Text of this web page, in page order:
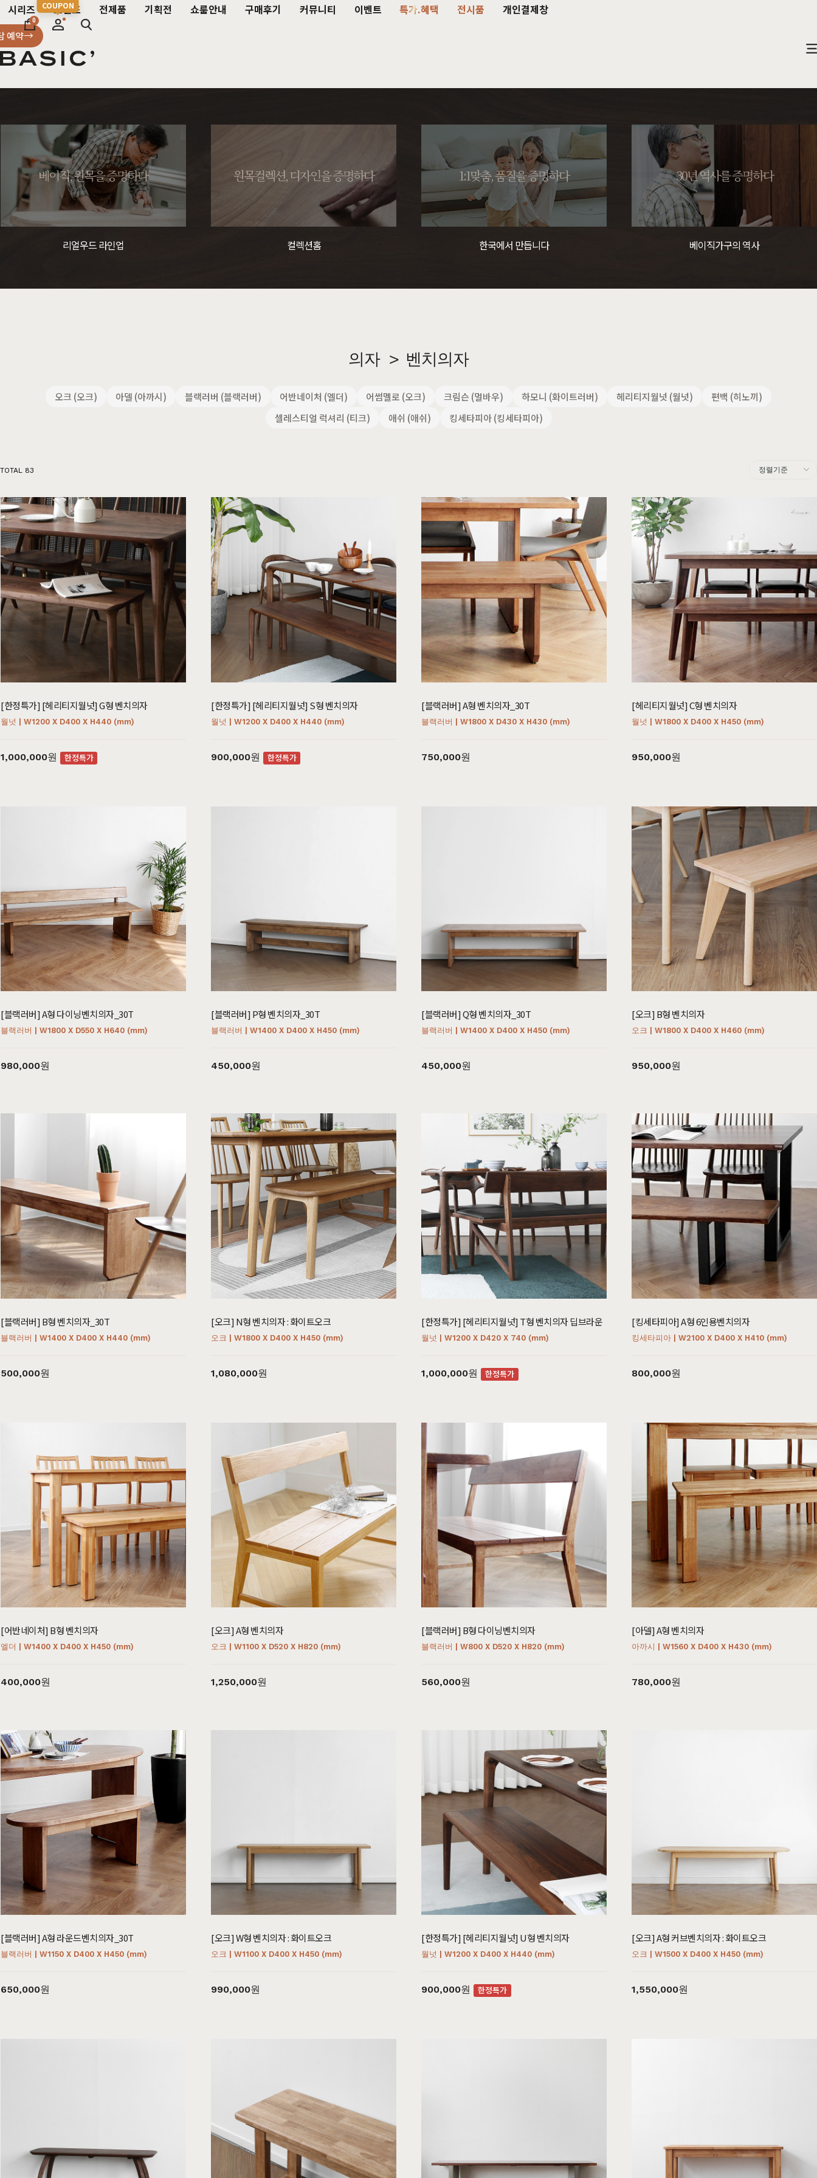
시리즈 브랜드 전제품 기획전 쇼룸안내 구매후기 커뮤니티 이벤트 특가.혜택 전시품 개인결제창
예약
0
베이직가구 컬렉션
리얼 스토리
매일매일 맞춤제작
리얼우드 라인업
한국에서 만듭니다
침실가구
매트리스
협탁
서랍장
장롱 세트
화장대
스툴
거울
전신거울
거실가구
거실장
수납장
장식장
협탁
식탁/주방가구
원목식탁 세트
포세린식탁 세트
의자
가죽의자
패브릭의자
오크의자
월넛의자
서재가구
책상
책상 세트
책장
책장 세트
테이블
소파
원목소파
가죽소파
패브릭소파
컬러가구
벙커침대
거실가구
서재가구
HOT SBS 방송출연 기념 할인 이벤트
HOT 가장 사랑받은 TOP 20
HIT 화이트도 베이직이지
HIT 감성만족 코코시리즈
레트로 감성 커린
HIT DIY 힐링굿침대
HIT
공지사항
제품문의
입점 및 제휴문의
구매후기
위드베이직
TV·미디어·언론보도
원목수종확인
헤리티지월넛 블랙러버 블랙러버 레드파인 어반네이처 엘더 어썸멜로 까사 블랙러버
침실가구
침대
매트리스
협탁
서랍장
수납장
장롱
장롱 세트
화장대
스툴
거울
전신거울
벙커침대
거실장
수납장
장식장
협탁
소파테이블
서재가구
책상
책상 세트
책장
책장 세트
테이블
식탁/주방가구
원목식탁
원목식탁 세트
포세린식탁
포세린식탁 세트
장식장
의자
가죽의자
패브릭의자
오크의자
월넛의자
벤치의자
소파
원목 소파
가죽 소파
패브릭 소파
컬러가구
2층침대
침실가구
거실가구
서재가구
오크
아델아카시아
레드파인
어반네이처 엘더
어썸멜로 오크
까사 블랙러버
코코금강송/자작
퓨어마일드
편백히노끼
애쉬애쉬
킹세타피아킹세타피아
커린 컬러원목
매트리스
리얼 스토리
매일매일 맞춤제작
리얼우드 라인업
한국에서 만듭니다
베이직가구의 역사
제작과정과 배송
공지사항
입점 및 제휴문의
위드베이직
이벤트
TV·미디어·언론보도
매거진
로그인
회원가입
장바구니
최근 본 상품
내 쿠폰 조회
내 게시글 보기
인천광역시 계양구
아나지로85번길 9 베이직
가구 (효성동 549) 북인천
신한 100-036-371648
(주)베이직컴퍼니
1522-4015
am10:00 - pm20:00
월요일 ~ 일요일 365일 연중
무휴
카카오톡
네이버톡톡
베이직, 원목을 증명하다
리얼우드 라인업
원목컬렉션, 디자인을 증명하다
컬렉션홈
1:1맞춤, 품질을 증명하다
한국에서 만듭니다
30년 역사를 증명하다
베이직가구의 역사
의자 > 벤치의자
오크 (오크) 아델 (아까시) 블랙러버 (블랙러버) 어반네이처 (엘더) 어썸멜로 (오크) 크림슨 (멀바우) 하모니 (화이트러버) 헤리티지월넛 (월넛)
편백 (히노끼)
셀레스티얼 럭셔리 (티크)
애쉬 (애쉬) 킹세타피아 (킹세타피아)
TOTAL 83 정렬기준
[한정특가] [헤리티지월넛] G형 벤치의자
월넛 | W1200 X D400 X H440 (mm)
1,000,000원 한정특가
[한정특가] [헤리티지월넛] S형 벤치의자
월넛 | W1200 X D400 X H440 (mm)
900,000원 한정특가
[블랙러버] A형 벤치의자_30T
블랙러버 | W1800 X D430 X H430 (mm)
750,000원
[헤리티지월넛] C형 벤치의자
월넛 | W1800 X D400 X H450 (mm)
950,000원
[블랙러버] A형 다이닝벤치의자_30T
블랙러버 | W1800 X D550 X H640 (mm)
980,000원
[블랙러버] P형 벤치의자_30T
블랙러버 | W1400 X D400 X H450 (mm)
450,000원
[블랙러버] Q형 벤치의자_30T
블랙러버 | W1400 X D400 X H450 (mm)
450,000원
[오크] B형 벤치의자
오크 | W1800 X D400 X H460 (mm)
950,000원
[블랙러버] B형 벤치의자_30T
블랙러버 | W1400 X D400 X H440 (mm)
500,000원
[오크] N형 벤치의자 : 화이트오크
오크 | W1800 X D400 X H450 (mm)
1,080,000원
[한정특가] [헤리티지월넛] T형 벤치의자 딥브라운
월넛 | W1200 X D420 X 740 (mm)
1,000,000원 한정특가
[킹세타피아] A형 6인용벤치의자
킹세타피아 | W2100 X D400 X H410 (mm)
800,000원
[어반네이처] B형 벤치의자
엘더 | W1400 X D400 X H450 (mm)
400,000원
[오크] A형 벤치의자
오크 | W1100 X D520 X H820 (mm)
1,250,000원
[블랙러버] B형 다이닝벤치의자
블랙러버 | W800 X D520 X H820 (mm)
560,000원
[아델] A형 벤치의자
아까시 | W1560 X D400 X H430 (mm)
780,000원
[블랙러버] A형 라운드벤치의자_30T
블랙러버 | W1150 X D400 X H450 (mm)
650,000원
[오크] W형 벤치의자 : 화이트오크
오크 | W1100 X D400 X H450 (mm)
990,000원
[한정특가] [헤리티지월넛] U형 벤치의자
월넛 | W1200 X D400 X H440 (mm)
900,000원 한정특가
[오크] A형 커브벤치의자 : 화이트오크
오크 | W1500 X D400 X H450 (mm)
1,550,000원